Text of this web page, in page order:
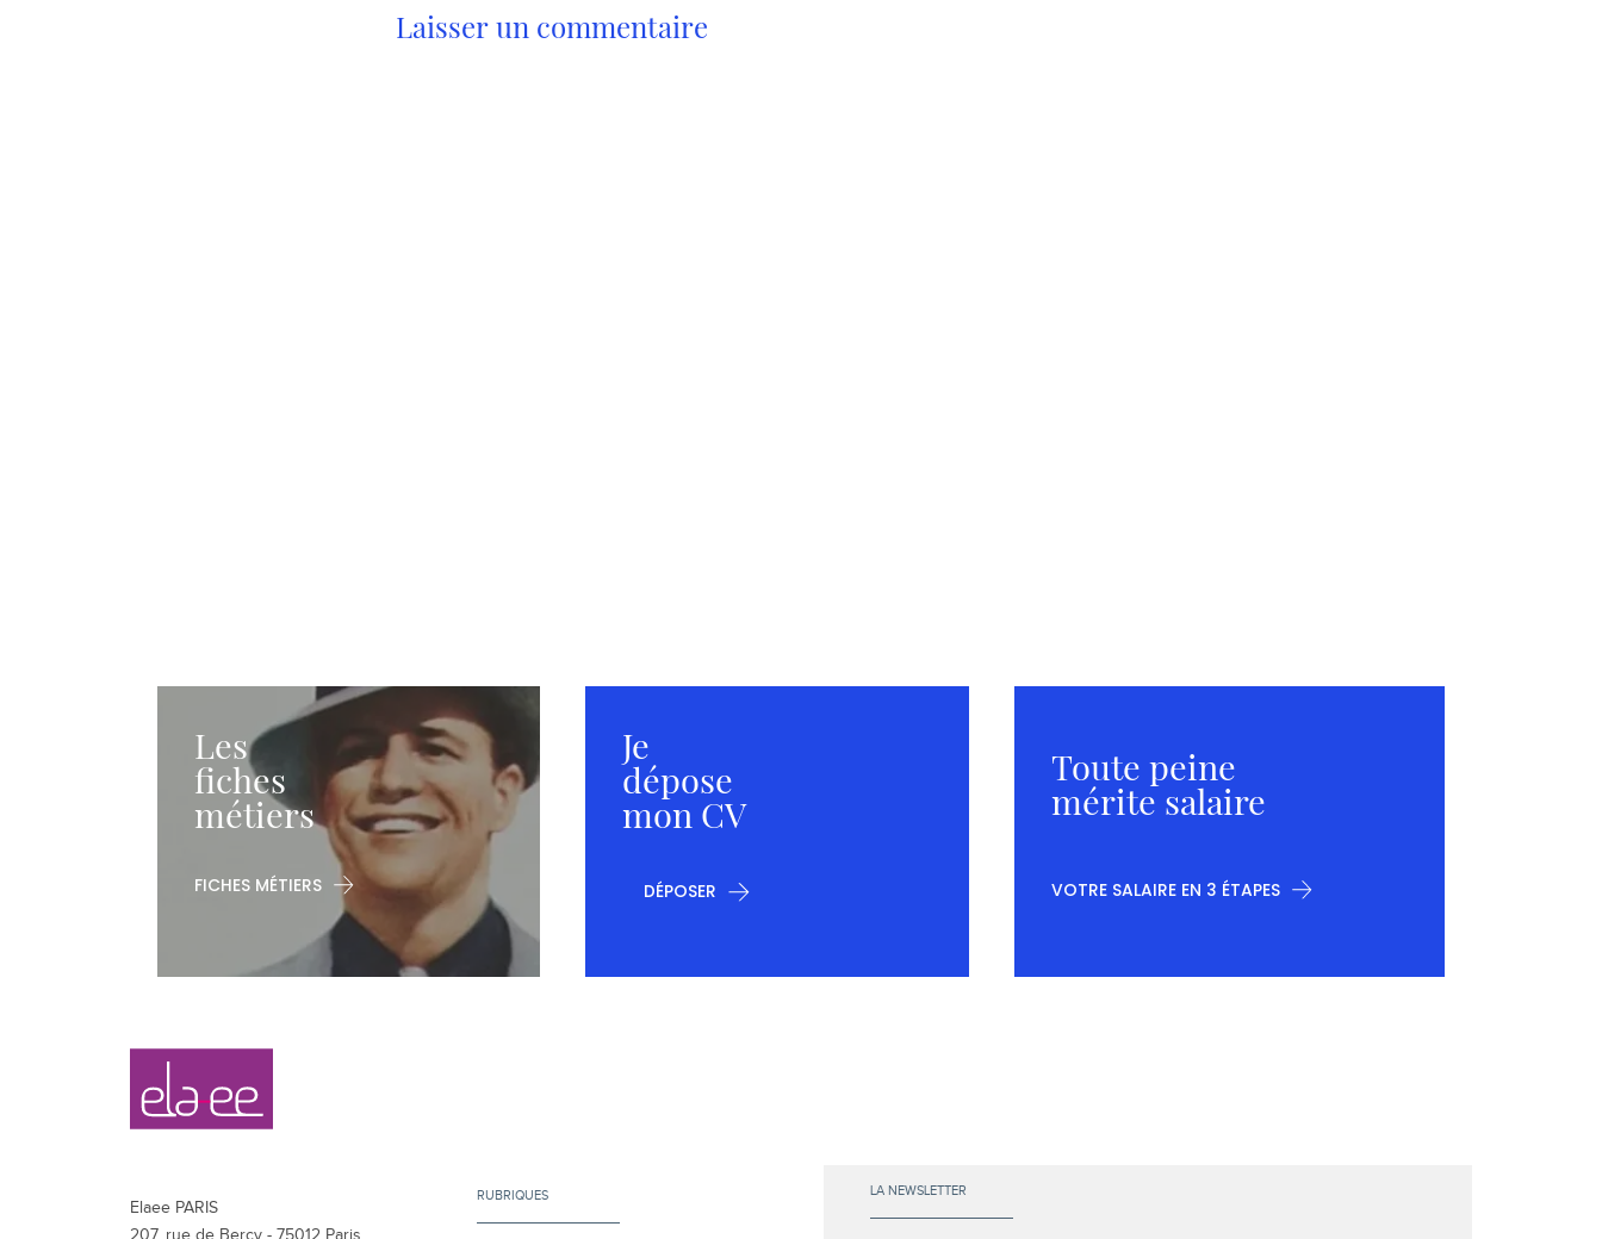
du film, un peu à l’image de
Laisser un commentaire
Les
fiches
métiers
FICHES MÉTIERS
Je
dépose
mon CV
DÉPOSER
Toute peine
mérite salaire
VOTRE SALAIRE EN 3 ÉTAPES
Navigation
secondaire
Elaee
Elaee PARIS
RUBRIQUES LA NEWSLETTER